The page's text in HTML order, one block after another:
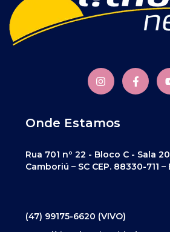
Onde Estamos
Rua 701 nº 22 - Bloco C - Sala
Camboriú – SC CEP. 88330-711 –
(47) 99175-6620 (VIVO)